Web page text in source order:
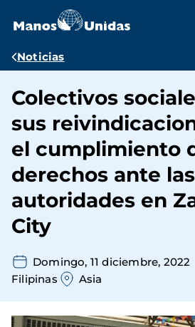
contenido
Ruta
navegación
Noticias
Colectivos
sus
el cumplimiento
derechos ante las
autoridades en
City
Domingo, 11 diciembre, 2022
Filipinas
Asia